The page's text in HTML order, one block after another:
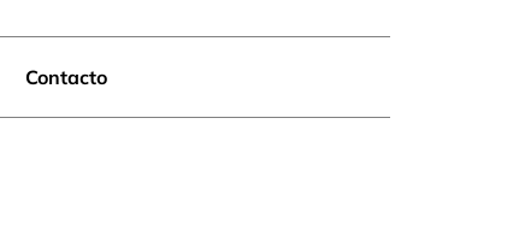
Contacto